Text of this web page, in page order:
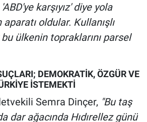
karşıyız' diye yola
aparatı oldular. Kullanışlı
ülkenin topraklarını parsel
DEMOKRATİK, ÖZGÜR VE
İSTEMEKTİ
Semra Dinçer, "Bu taş
dar ağacında Hıdırellez günü